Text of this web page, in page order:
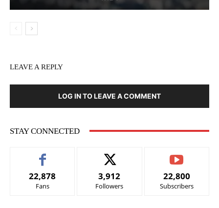
LEAVE A REPLY
LOG IN TO LEAVE A COMMENT
STAY CONNECTED
22,878
Fans
3,912
Followers
22,800
Subscribers